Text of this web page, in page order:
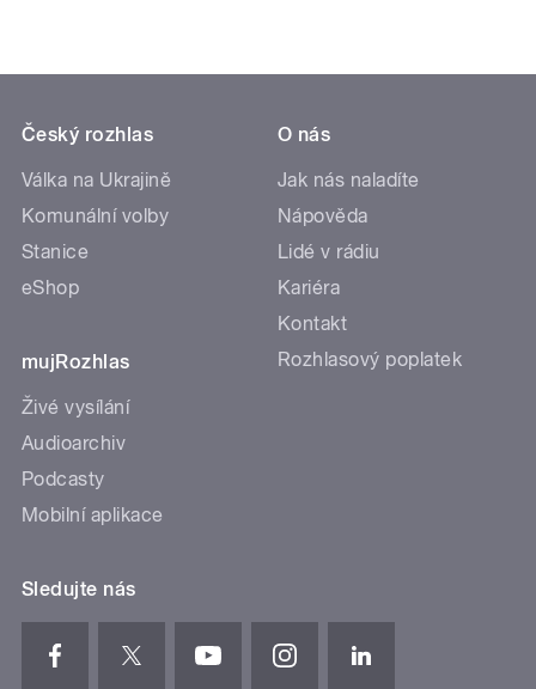
Český rozhlas
Válka na Ukrajině
Komunální volby
Stanice
eShop
mujRozhlas
Živé vysílání
Audioarchiv
Podcasty
Mobilní aplikace
O nás
Jak nás naladíte
Nápověda
Lidé v rádiu
Kariéra
Kontakt
Rozhlasový poplatek
Sledujte nás